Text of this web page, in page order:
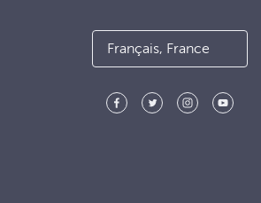
Français, France